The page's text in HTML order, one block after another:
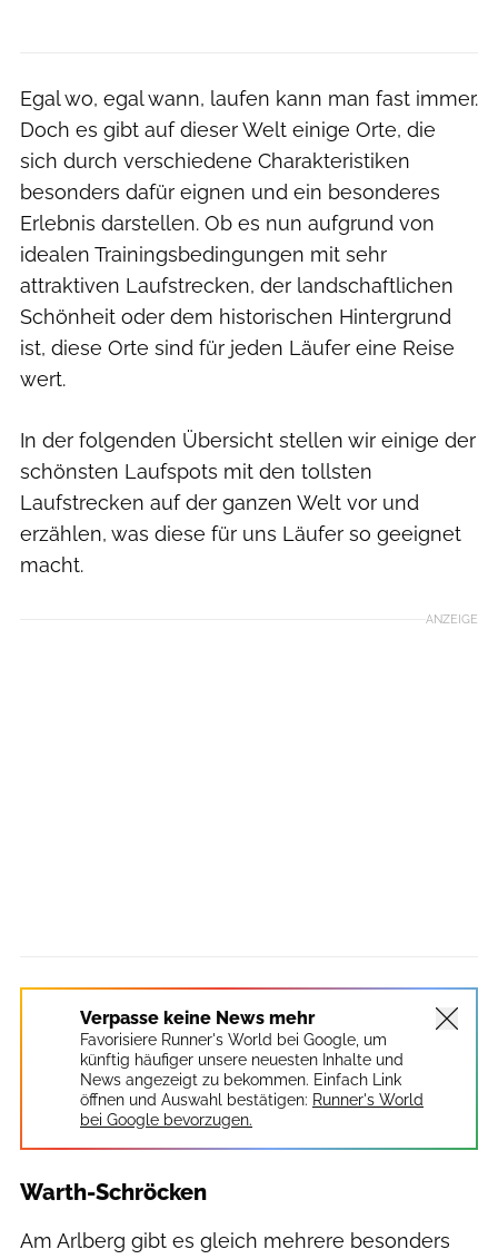
Egal wo, egal wann, laufen kann man fast immer.
Doch es gibt auf dieser Welt einige Orte, die
sich durch verschiedene Charakteristiken
besonders dafür eignen und ein besonderes
Erlebnis darstellen. Ob es nun aufgrund von
idealen Trainingsbedingungen mit sehr
attraktiven Laufstrecken, der landschaftlichen
Schönheit oder dem historischen Hintergrund
ist, diese Orte sind für jeden Läufer eine Reise
wert.
In der folgenden Übersicht stellen wir einige der
schönsten Laufspots mit den tollsten
Laufstrecken auf der ganzen Welt vor und
erzählen, was diese für uns Läufer so geeignet
macht.
ANZEIGE
Verpasse keine News mehr
Favorisiere Runner's World bei Google, um
künftig häufiger unsere neuesten Inhalte und
News angezeigt zu bekommen. Einfach Link
öffnen und Auswahl bestätigen: Runner's World
bei Google bevorzugen.
Warth-Schröcken
Am Arlberg gibt es gleich mehrere besonders